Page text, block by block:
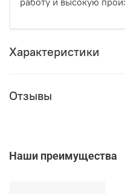
Характеристики
Отзывы
Наши преимущества